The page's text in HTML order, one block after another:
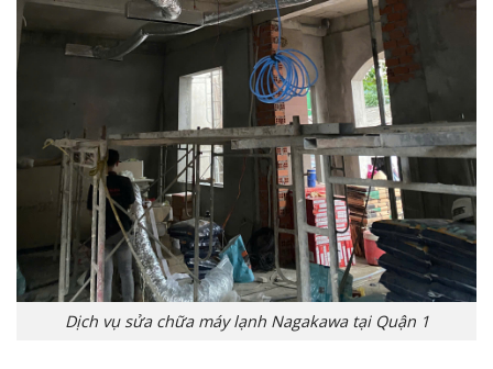
Dịch vụ sửa chữa máy lạnh Nagakawa tại Quận 1